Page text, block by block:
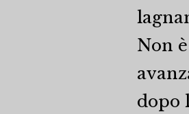
Non
dopo